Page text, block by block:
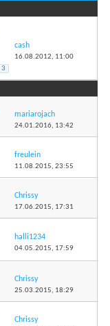
3
cash
16.08.2012, 11:00
mariarojach
24.01.2016, 13:42
freulein
11.08.2015, 23:55
Chrissy
17.06.2015, 17:31
halli1234
04.05.2015, 17:59
Chrissy
25.03.2015, 18:29
Chrissy